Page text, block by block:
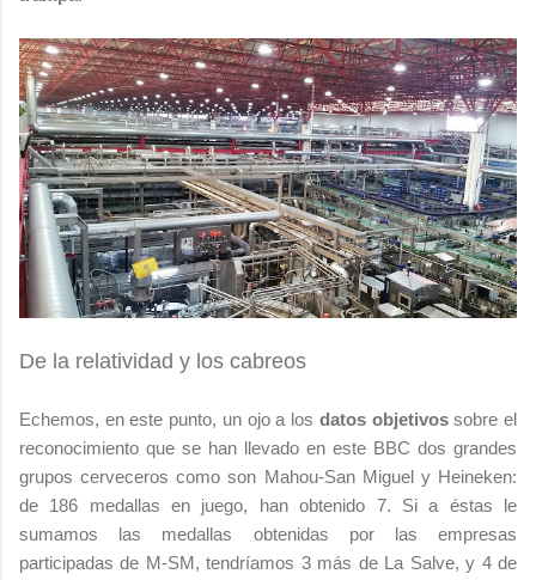
De la relatividad y los cabreos
Echemos, en este punto, un ojo a los datos objetivossobre el
reconocimiento que se han llevado en este BBC dos grandes
grupos cerveceros como son Mahou-San Miguel y Heineken:
de 186 medallas en juego, han obtenido 7. Si a éstas le
sumamos las medallas obtenidas por las empresas
participadas de M-SM, tendríamos 3 más de La Salve, y 4 de